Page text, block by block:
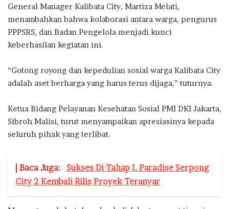
General Manager Kalibata City, Martiza Melati,
menambahkan bahwa kolaborasi antara warga, pengurus
PPPSRS, dan Badan Pengelola menjadi kunci
keberhasilan kegiatan ini.
“Gotong royong dan kepedulian sosial warga Kalibata City
adalah aset berharga yang harus terus dijaga,” tuturnya.
Ketua Bidang Pelayanan Kesehatan Sosial PMI DKI Jakarta,
Sibroh Malisi, turut menyampaikan apresiasinya kepada
seluruh pihak yang terlibat.
| Baca Juga:
Sukses Di Tahap I, Paradise Serpong
City 2 Kembali Rilis Proyek Teranyar